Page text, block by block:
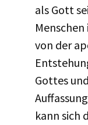
als Gott
von der
Gottes
kann sich